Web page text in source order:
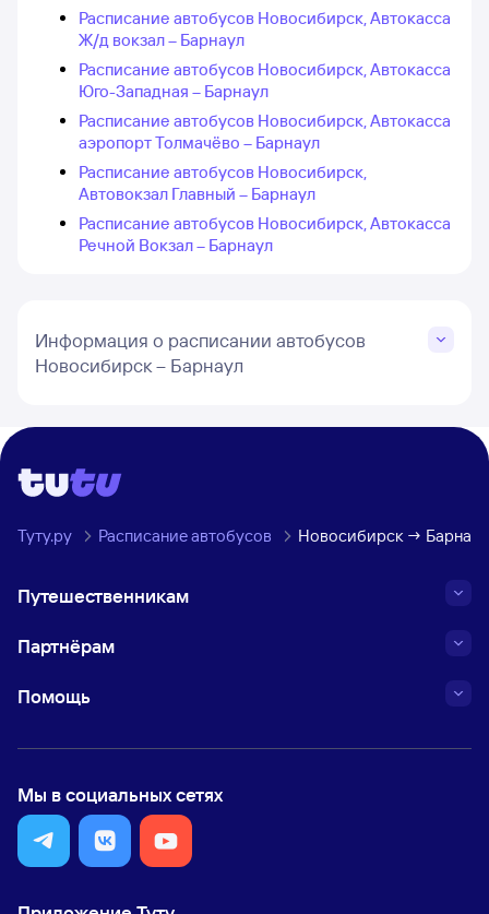
Расписание автобусов Новосибирск, Автокасса
Ж/д вокзал – Барнаул
Расписание автобусов Новосибирск, Автокасса
Юго-Западная – Барнаул
Расписание автобусов Новосибирск, Автокасса
аэропорт Толмачёво – Барнаул
Расписание автобусов Новосибирск,
Автовокзал Главный – Барнаул
Расписание автобусов Новосибирск, Автокасса
Речной Вокзал – Барнаул
Информация о расписании автобусов
Новосибирск – Барнаул
Туту.ру Расписание автобусов Новосибирск → Барнаул
Путешественникам
Партнёрам
Помощь
Мы в социальных сетях